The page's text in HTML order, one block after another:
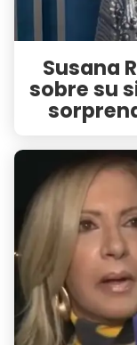
Susana
sobre su